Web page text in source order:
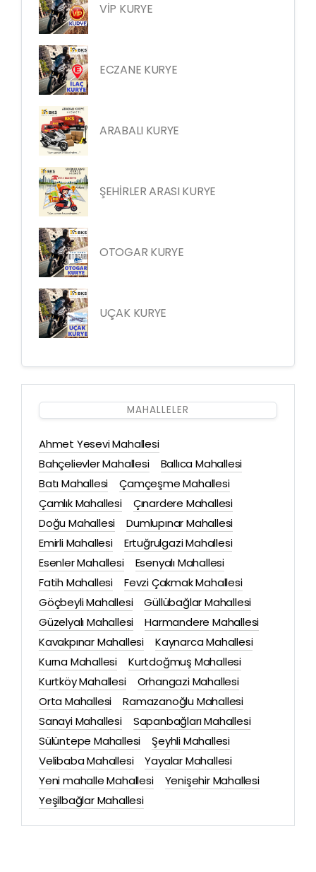
VİP KURYE
ECZANE KURYE
ARABALI KURYE
ŞEHİRLER ARASI KURYE
OTOGAR KURYE
UÇAK KURYE
MAHALLELER
Ahmet Yesevi Mahallesi
Bahçelievler Mahallesi
Ballıca Mahallesi
Batı Mahallesi
Çamçeşme Mahallesi
Çamlık Mahallesi
Çınardere Mahallesi
Doğu Mahallesi
Dumlupınar Mahallesi
Emirli Mahallesi
Ertuğrulgazi Mahallesi
Esenler Mahallesi
Esenyalı Mahallesi
Fatih Mahallesi
Fevzi Çakmak Mahallesi
Göçbeyli Mahallesi
Güllübağlar Mahallesi
Güzelyalı Mahallesi
Harmandere Mahallesi
Kavakpınar Mahallesi
Kaynarca Mahallesi
Kurna Mahallesi
Kurtdoğmuş Mahallesi
Kurtköy Mahallesi
Orhangazi Mahallesi
Orta Mahallesi
Ramazanoğlu Mahallesi
Sanayi Mahallesi
Sapanbağları Mahallesi
Sülüntepe Mahallesi
Şeyhli Mahallesi
Velibaba Mahallesi
Yayalar Mahallesi
Yeni mahalle Mahallesi
Yenişehir Mahallesi
Yeşilbağlar Mahallesi